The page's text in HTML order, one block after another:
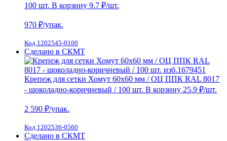
100 шт. В корзину 9.7 ₽/шт.
970 ₽/упак.
Код 1202545-0100
Сделано в СКМТ
Крепеж для сетки Хомут 60х60 мм / ОЦ ППК RAL 8017
- шоколадно-коричневый / 100 шт. В корзину 25.9 ₽/шт.
2 590 ₽/упак.
Код 1202536-0560
Сделано в СКМТ